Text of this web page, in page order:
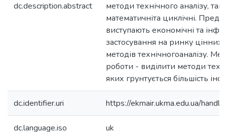
dc.description.abstract
методи технічного аналізу,
математичніта циклічні.
виступають економічні та
застосування на ринку цінних
методів технічногоаналізу.
роботи - виділити методи
яких грунтується більшість
dc.identifier.uri https://ekmair.ukma.edu.ua/
dc.language.iso uk